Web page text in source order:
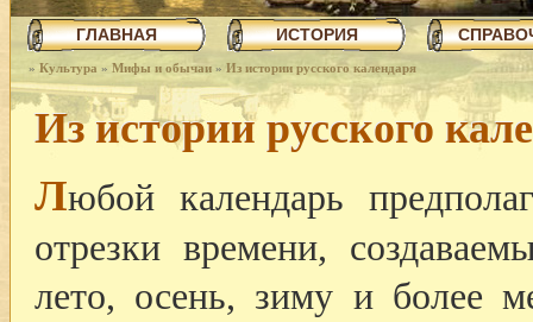
ГЛАВНАЯ ИСТОРИЯ
» Культура » Мифы и обычаи » Из истории русского календаря
Из истории русского
Любой календарь
отрезки времени,
лето, осень, зиму и более